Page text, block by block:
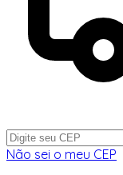
Não sei o meu CEP